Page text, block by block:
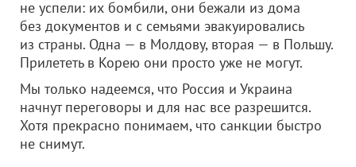
не успели: их бомбили, они бежали из дома
без документов и с семьями эвакуировались
из страны. Одна — в Молдову, вторая — в Польшу.
Прилететь в Корею они просто уже не могут.
Мы только надеемся, что Россия и Украина
начнут переговоры и для нас все разрешится.
Хотя прекрасно понимаем, что санкции быстро
не снимут.